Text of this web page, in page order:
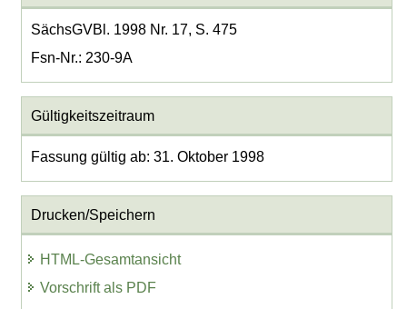
SächsGVBl. 1998 Nr. 17, S. 475
Fsn-Nr.: 230-9A
Gültigkeitszeitraum
Fassung gültig ab: 31. Oktober 1998
Drucken/Speichern
HTML-Gesamtansicht
Vorschrift als PDF